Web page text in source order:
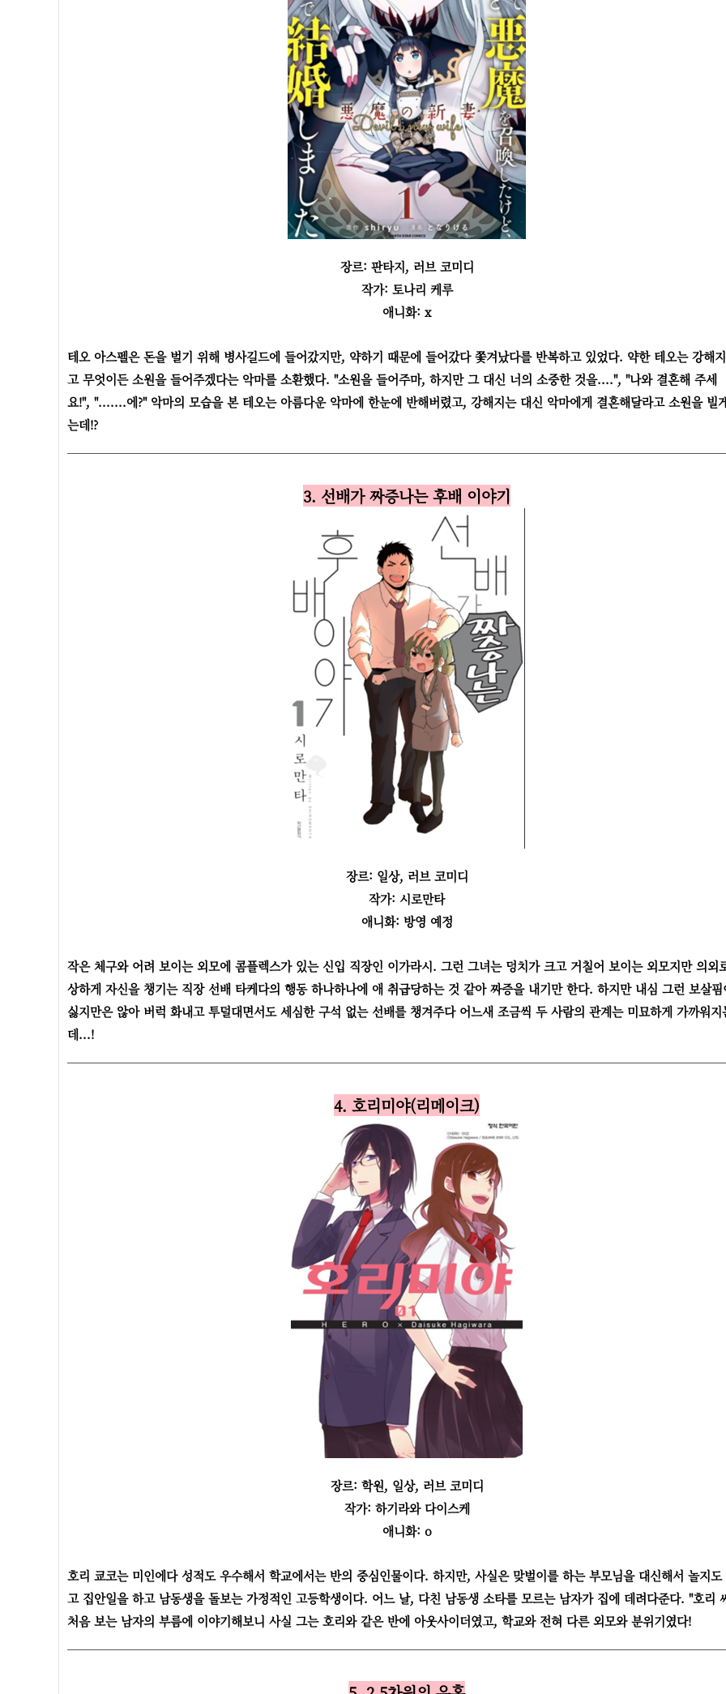
장르: 판타지, 러브 코미디
작가: 토나리 케루
애니화: x
테오 아스펠은 돈을 벌기 위해 병사길드에 들어갔지만, 약하기 때문에 들어갔다 쫓겨났다를 반복하고 있었다. 약한 테오는 강해
고 무엇이든 소원을 들어주겠다는 악마를 소환했다. "소원을 들어주마, 하지만 그 대신 너의 소중한 것을....", "나와 결혼해 주세
요!", ".......에?" 악마의 모습을 본 테오는 아름다운 악마에 한눈에 반해버렸고, 강해지는 대신 악마에게 결혼해달라고 소원을 빌
는데!?
3. 선배가 짜증나는 후배 이야기
장르: 일상, 러브 코미디
작가: 시로만타
애니화: 방영 예정
작은 체구와 어려 보이는 외모에 콤플렉스가 있는 신입 직장인 이가라시. 그런 그녀는 덩치가 크고 거칠어 보이는 외모지만 의외
상하게 자신을 챙기는 직장 선배 타케다의 행동 하나하나에 애 취급당하는 것 같아 짜증을 내기만 한다. 하지만 내심 그런 보살핌
싫지만은 않아 버럭 화내고 투덜대면서도 세심한 구석 없는 선배를 챙겨주다 어느새 조금씩 두 사람의 관계는 미묘하게 가까워지
데...!
4. 호리미야(리메이크)
장르: 학원, 일상, 러브 코미디
작가: 하기라와 다이스케
애니화: o
호리 쿄코는 미인에다 성적도 우수해서 학교에서는 반의 중심인물이다. 하지만, 사실은 맞벌이를 하는 부모님을 대신해서 놀지도
고 집안일을 하고 남동생을 돌보는 가정적인 고등학생이다. 어느 날, 다친 남동생 소타를 모르는 남자가 집에 데려다준다. "호리
처음 보는 남자의 부름에 이야기해보니 사실 그는 호리와 같은 반에 아웃사이더였고, 학교와 전혀 다른 외모와 분위기였다!